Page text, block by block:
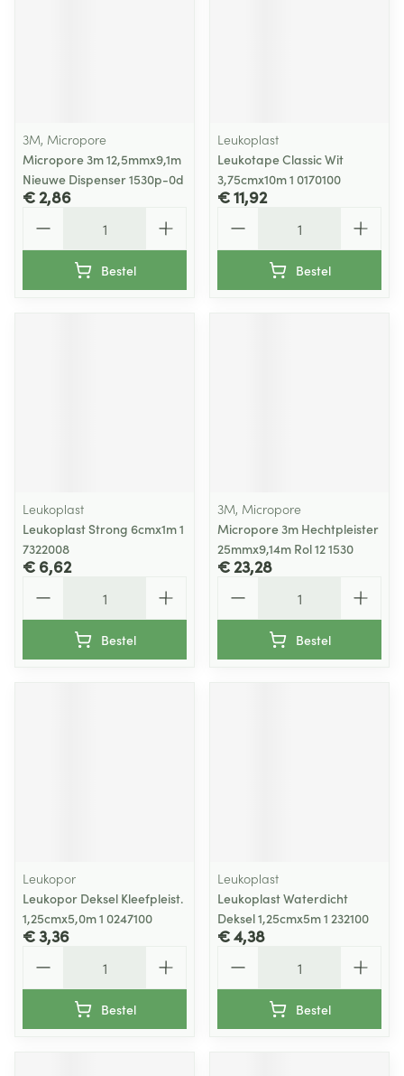
3M, Micropore
Micropore 3m 12,5mmx9,1m
Nieuwe Dispenser 1530p-0d
€ 2,86
Bestel
Leukoplast
Leukotape Classic Wit
3,75cmx10m 1 0170100
€ 11,92
Bestel
Leukoplast
Leukoplast Strong 6cmx1m 1
7322008
€ 6,62
Bestel
3M, Micropore
Micropore 3m Hechtpleister
25mmx9,14m Rol 12 1530
€ 23,28
Bestel
Leukopor
Leukopor Deksel Kleefpleist.
1,25cmx5,0m 1 0247100
€ 3,36
Bestel
Leukoplast
Leukoplast Waterdicht
Deksel 1,25cmx5m 1 232100
€ 4,38
Bestel